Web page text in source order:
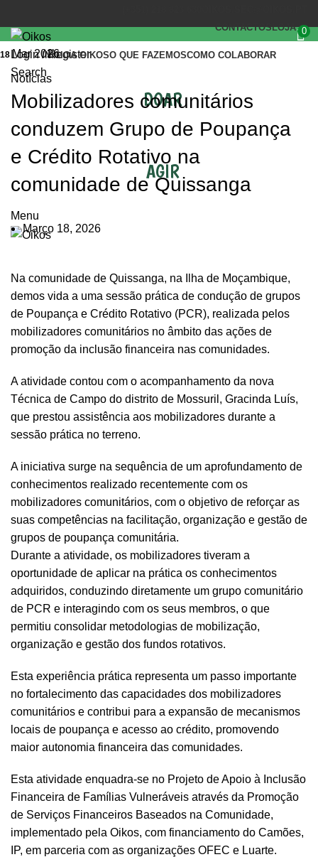
CONTACTOSLOJA 0
Login / Register
Search
INÍCIOA OIKOSO QUE FAZEMOSCOMO COLABORAR
DOAR
AGIR
Menu
Notícias
Mobilizadores comunitários
conduzem Grupo de Poupança
e Crédito Rotativo na
comunidade de Quissanga
Março 18, 2026
18 Mar 2026
Na comunidade de Quissanga, na Ilha de Moçambique,
demos vida a uma sessão prática de condução de grupos
de Poupança e Crédito Rotativo (PCR), realizada pelos
mobilizadores comunitários no âmbito das ações de
promoção da inclusão financeira nas comunidades.
A atividade contou com o acompanhamento da nova
Técnica de Campo do distrito de Mossuril, Gracinda Luís,
que prestou assistência aos mobilizadores durante a
sessão prática no terreno.
A iniciativa surge na sequência de um aprofundamento de
conhecimentos realizado recentemente com os
mobilizadores comunitários, com o objetivo de reforçar as
suas competências na facilitação, organização e gestão de
grupos de poupança comunitária.
Durante a atividade, os mobilizadores tiveram a
oportunidade de aplicar na prática os conhecimentos
adquiridos, conduzindo diretamente um grupo comunitário
de PCR e interagindo com os seus membros, o que
permitiu consolidar metodologias de mobilização,
organização e gestão dos fundos rotativos.
Esta experiência prática representa um passo importante
no fortalecimento das capacidades dos mobilizadores
comunitários e contribui para a expansão de mecanismos
locais de poupança e acesso ao crédito, promovendo
maior autonomia financeira das comunidades.
Esta atividade enquadra-se no Projeto de Apoio à Inclusão
Financeira de Famílias Vulneráveis através da Promoção
de Serviços Financeiros Baseados na Comunidade,
implementado pela Oikos, com financiamento do Camões,
IP, em parceria com as organizações OFEC e Luarte.